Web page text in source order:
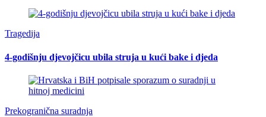
Tragedija
4-godišnju djevojčicu ubila struja u kući bake i djeda
Prekogranična suradnja